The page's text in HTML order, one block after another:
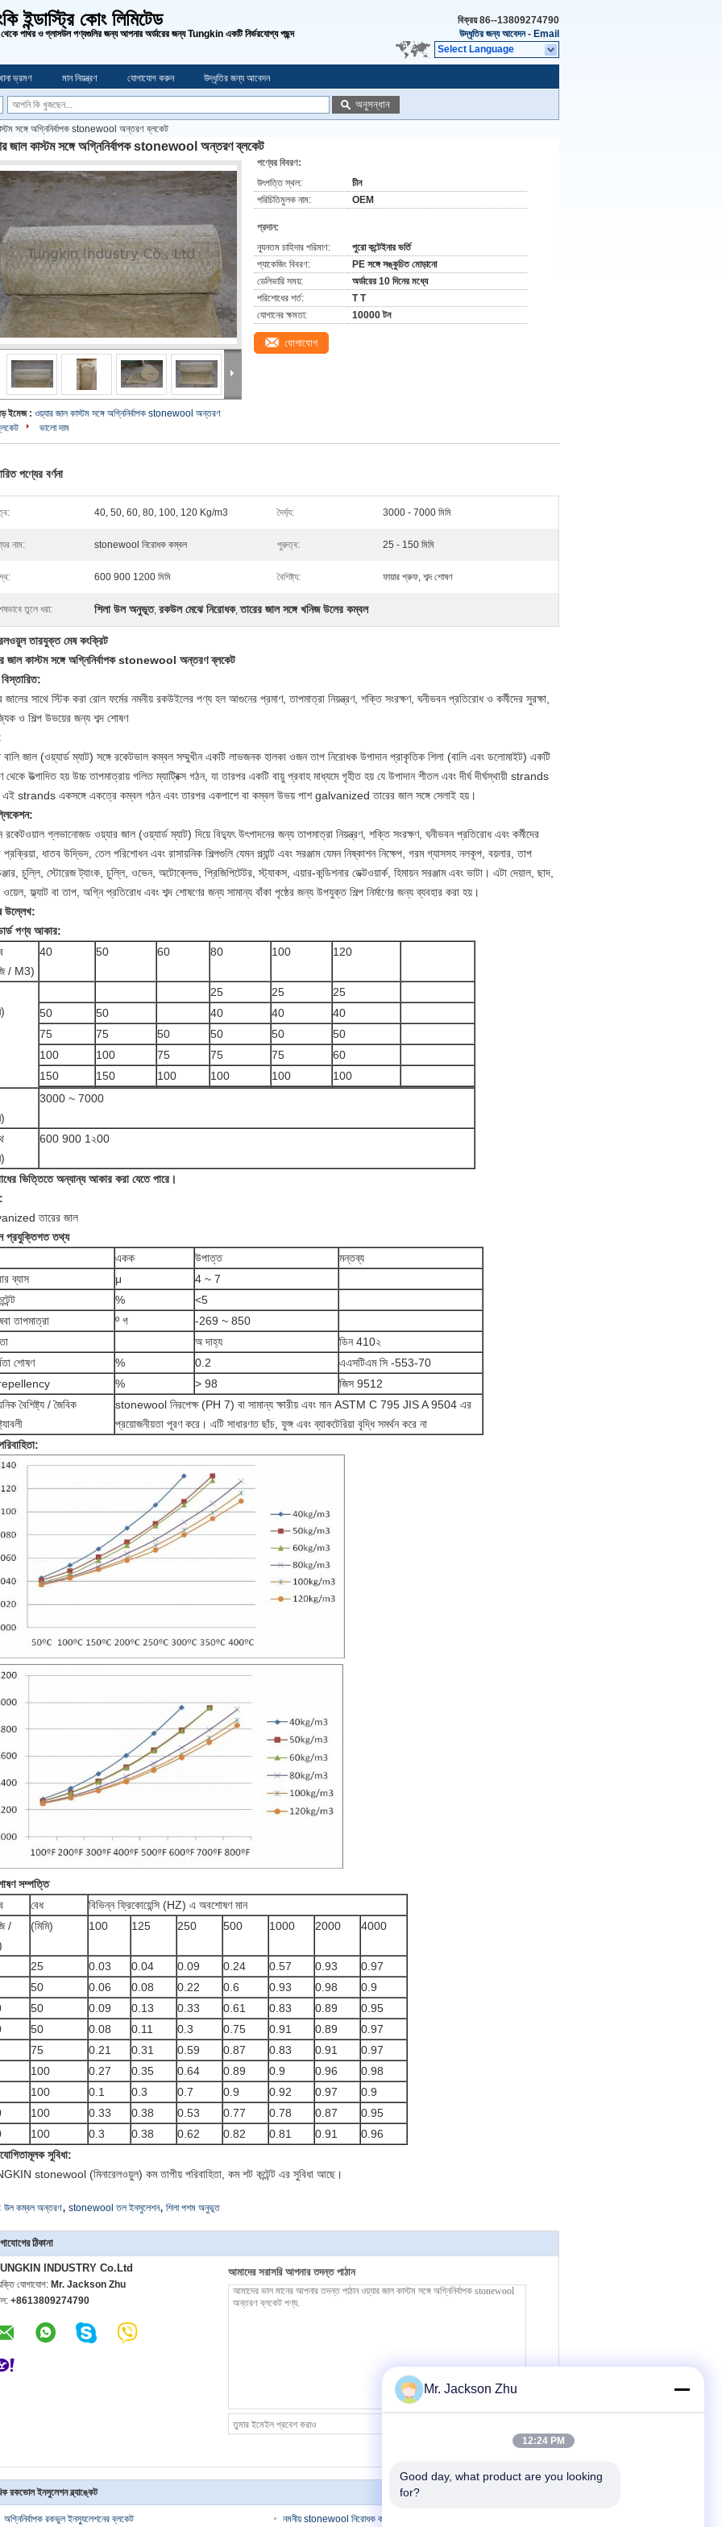
ইন্ডাস্ট্রি কোং লিমিটেড
থেকে পাথর ও গ্লাসউল পণ্যগুলির জন্য আপনার অর্ডারের জন্য Tungkin একটি নির্ভরযোগ্য পছন্দ
বিক্রয়86--13809274790
উদ্ধৃতির জন্য আবেদন - Email
Select Language
ভ্রমণ মান নিয়ন্ত্রণ যোগাযোগ করুন উদ্ধৃতির জন্য আবেদন
অনুসন্ধান
সঙ্গে অগ্নিনির্বাপক stonewool অন্তরণ ব্লকেট
জাল কাস্টম সঙ্গে অগ্নিনির্বাপক stonewool অন্তরণ ব্লকেট
ইমেজ : ওয়্যার জাল কাস্টম সঙ্গে অগ্নিনির্বাপক stonewool অন্তরণ
ভালো দাম
পণ্যের বিবরণ:
উৎপত্তি স্থল:
চীন
পরিচিতিমুলক নাম:
OEM
প্রদান:
ন্যূনতম চাহিদার পরিমাণ:
পুরো কন্টেইনার ভর্তি
প্যাকেজিং বিবরণ:
PE সঙ্গে সঙ্কুচিত মোড়ানো
ডেলিভারি সময়:
অর্ডারের 10 দিনের মধ্যে
পরিশোধের শর্ত:
T T
যোগানের ক্ষমতা:
10000 টন
যোগাযোগ
পণ্যের বর্ণনা
40, 50, 60, 80, 100, 120 Kg/m3 দৈর্ঘ্য: 3000 - 7000 মিমি
নাম: stonewool নিরোধক কম্বল পুরুত্ব: 25 - 150 মিমি
600 900 1200 মিমি বৈশিষ্ট্য: ফায়ার প্রুফ, শব্দ শোষণ
তুলে ধরা: শিলা উল অনুভূত, রকউল মেঝে নিরোধক,তারের জাল সঙ্গে খনিজ উলের কম্বল
তারযুক্ত মেষ কংক্রিট
জাল কাস্টম সঙ্গে অগ্নিনির্বাপক stonewool অন্তরণ ব্লকেট
জালের সাথে স্টিক করা রোল ফর্মের নমনীয় রকউইলের পণ্য হল আগুনের প্রমাণ, তাপমাত্রা নিয়ন্ত্রণ, শক্তি সংরক্ষণ, ঘনীভবন প্রতিরোধ ও কর্মীদের সুরক্ষা,
ও শিল্প উভয়ের জন্য শব্দ শোষণ
বালি জাল (ওয়্যার্ড ম্যাট) সঙ্গে রকেটভাল কম্বল সম্মুখীন একটি লাভজনক হালকা ওজন তাপ নিরোধক উপাদান প্রাকৃতিক শিলা (বালি এবং ডলোমাইট) একটি
থেকে উত্পাদিত হয় উচ্চ তাপমাত্রায় গলিত ম্যাট্রিক্স গঠন, যা তারপর একটি বায়ু প্রবাহ মাধ্যমে গৃহীত হয় যে উপাদান শীতল এবং দীর্ঘ দীর্ঘস্থায়ী strands
এই strands একসঙ্গে একত্রে কম্বল গঠন এবং তারপর একপাশে বা কম্বল উভয় পাশ galvanized তারের জাল সঙ্গে সেলাই হয়।
রকেটওয়াল গ্লভানোজড ওয়্যার জাল (ওয়্যার্ড ম্যাট) দিয়ে বিদ্যুৎ উৎপাদনের জন্য তাপমাত্রা নিয়ন্ত্রণ, শক্তি সংরক্ষণ, ঘনীভবন প্রতিরোধ এবং কর্মীদের
প্রক্রিয়া, ধাতব উদ্ভিদ, তেল পরিশোধন এবং রাসায়নিক শিল্পগুলি যেমন প্ল্যান্ট এবং সরঞ্জাম যেমন নিষ্কাশন নিক্ষেপ, গরম গ্যাসসহ নলকূপ, বয়লার, তাপ
চুল্লি, স্টোরেজ ট্যাংক, চুল্লি, ওভেন, অটোক্লেভ, প্রিজিপিটেটর, স্ট্যাকস, এয়ার-কন্ডিশনার ডেক্টওয়ার্ক, হিমায়ন সরঞ্জাম এবং ভাটা। এটা দেয়াল, ছাদ,
ফ্ল্যাট বা তাপ, অগ্নি প্রতিরোধ এবং শব্দ শোষণের জন্য সামান্য বাঁকা পৃষ্ঠের জন্য উপযুক্ত শিল্প নির্মাণের জন্য ব্যবহার করা হয়।
উল্লেখ:
পণ্য আকার:
/ M3)
40 50 60 80 100 120
25 25
25
50
50 40 40
40
75
75 50 50 50
50
100
100 75 75 75
60
150
150 100 100 100 100
3000 ~ 7000
600 900 1২00
ভিত্তিতে অন্যান্য আকার করা যেতে পারে।
তারের জাল
প্রযুক্তিগত তথ্য
একক
উপাত্ত
মন্তব্য
ব্যাস
μ
4 ~ 7
%
<5
তাপমাত্রা
º গ
-269 ~ 850
অ দাহ্য
ডিন 410২
শোষণ
% 0.2
এএসটিএম সি -553-70
% > 98
জিস 9512
বৈশিষ্ট্য / জৈবিক
stonewool নিরপেক্ষ (PH 7) বা সামান্য ক্ষারীয় এবং মান ASTM C 795 JIS A 9504 এর
প্রয়োজনীয়তা পূরণ করে। এটি সাধারণত ছাঁচ, ফুঙ্গ এবং ব্যাকটেরিয়া বৃদ্ধি সমর্থন করে না
সম্পত্তি
বেধ
বিভিন্ন ফ্রিকোয়েন্সি (HZ) এ অবশোষণ মান
/
(মিমি) 100 125 250 500 1000 2000 4000
25 0.03 0.04 0.09 0.24 0.57 0.93
0.97
50
0.06 0.08 0.22 0.6 0.93 0.98
0.9
50 0.09 0.13 0.33 0.61 0.83 0.89
0.95
50 0.08 0.11 0.3 0.75 0.91 0.89
0.97
75
0.21 0.31 0.59 0.87 0.83 0.91
0.97
100
0.27 0.35 0.64 0.89 0.9 0.96
0.98
100
0.1 0.3 0.7 0.9 0.92 0.97
0.9
100 0.33 0.38 0.53 0.77 0.78 0.87
0.95
100 0.3 0.38 0.62 0.82 0.81 0.91
0.96
সুবিধা:
stonewool (মিনারেলওয়ুল) কম তাপীয় পরিবাহিতা, কম শট কন্টেন্ট এর সুবিধা আছে।
উল কম্বল অন্তরণ, stonewool তল ইনসুলেশন, শিলা পশম অনুভূত
ঠিকানা
INDUSTRY Co.Ltd
যোগাযোগ: Mr. Jackson Zhu
+8613809274790
আমাদের সরাসরি আপনার তদন্ত পাঠান
রকভোল ইনসুলেশন ব্ল্যাঙ্কেট
অগ্নিনির্বাপক রকভুল ইনস্যুলেশনের ব্লকেট নমনীয় stonewool নিরোধক কম্বল
Mr. Jackson Zhu
12:24 PM
Good day, what product are you looking
for?